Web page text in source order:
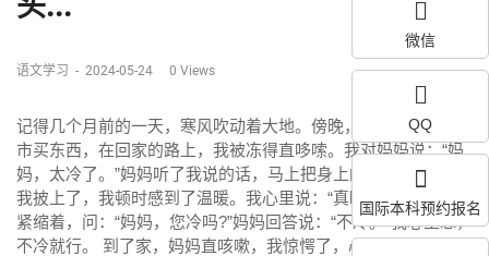
语文学习 - 2024-05-24 0 Views
记得几个月前的一天，寒风吹动着大地。傍晚，我和妈妈去超
市买东西，在回家的路上，我被冻得直哆嗦。我对妈妈说：“妈
妈，太冷了。”妈妈听了我说的话，马上把身上的外衣脱下，给
我披上了，我顿时感到了温暖。我心里说：“真暖和!”我见妈妈
紧缩着，问：“妈妈，您冷吗?”妈妈回答说：“不冷。”我心里想，
不冷就行。 到了家，妈妈直咳嗽，我惊愕了，心想：“一定是感
微信
QQ
国际本科预约报名